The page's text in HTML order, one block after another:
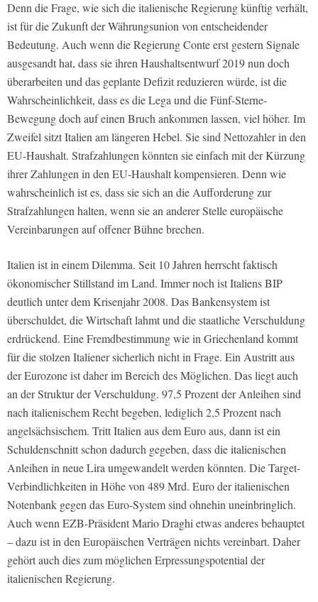
Denn die Frage, wie sich die italienische Regierung künftig verhält,
ist für die Zukunft der Währungsunion von entscheidender
Bedeutung. Auch wenn die Regierung Conte erst gestern Signale
ausgesandt hat, dass sie ihren Haushaltsentwurf 2019 nun doch
überarbeiten und das geplante Defizit reduzieren würde, ist die
Wahrscheinlichkeit, dass es die Lega und die Fünf-Sterne-
Bewegung doch auf einen Bruch ankommen lassen, viel höher. Im
Zweifel sitzt Italien am längeren Hebel. Sie sind Nettozahler in den
EU-Haushalt. Strafzahlungen könnten sie einfach mit der Kürzung
ihrer Zahlungen in den EU-Haushalt kompensieren. Denn wie
wahrscheinlich ist es, dass sie sich an die Aufforderung zur
Strafzahlungen halten, wenn sie an anderer Stelle europäische
Vereinbarungen auf offener Bühne brechen.
Italien ist in einem Dilemma. Seit 10 Jahren herrscht faktisch
ökonomischer Stillstand im Land. Immer noch ist Italiens BIP
deutlich unter dem Krisenjahr 2008. Das Bankensystem ist
überschuldet, die Wirtschaft lahmt und die staatliche Verschuldung
erdrückend. Eine Fremdbestimmung wie in Griechenland kommt
für die stolzen Italiener sicherlich nicht in Frage. Ein Austritt aus
der Eurozone ist daher im Bereich des Möglichen. Das liegt auch
an der Struktur der Verschuldung. 97,5 Prozent der Anleihen sind
nach italienischem Recht begeben, lediglich 2,5 Prozent nach
angelsächsischem. Tritt Italien aus dem Euro aus, dann ist ein
Schuldenschnitt schon dadurch gegeben, dass die italienischen
Anleihen in neue Lira umgewandelt werden könnten. Die Target-
Verbindlichkeiten in Höhe von 489 Mrd. Euro der italienischen
Notenbank gegen das Euro-System sind ohnehin uneinbringlich.
Auch wenn EZB-Präsident Mario Draghi etwas anderes behauptet
– dazu ist in den Europäischen Verträgen nichts vereinbart. Daher
gehört auch dies zum möglichen Erpressungspotential der
italienischen Regierung.